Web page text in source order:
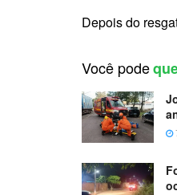
Depois do
Você pode